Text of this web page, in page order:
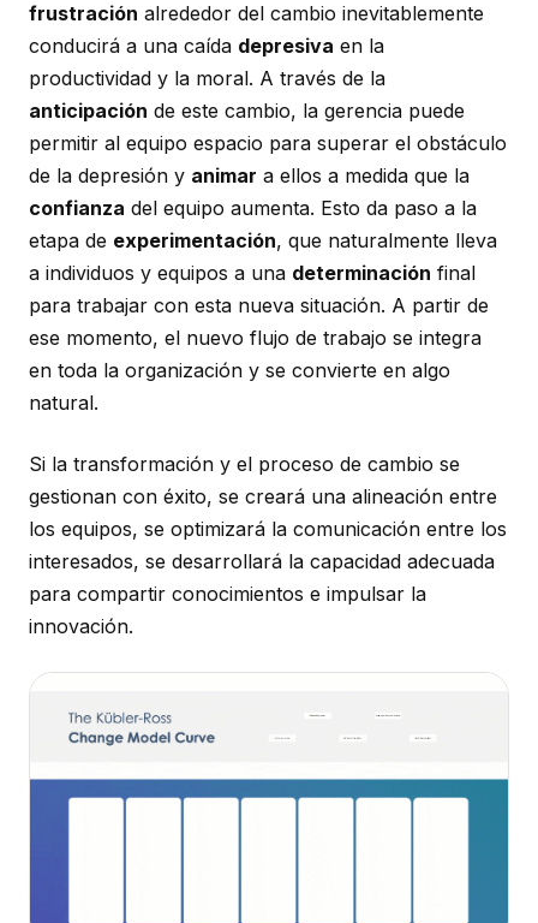
frustración alrededor del cambio inevitablemente
conducirá a una caída depresiva en la
productividad y la moral. A través de la
anticipación de este cambio, la gerencia puede
permitir al equipo espacio para superar el obstáculo
de la depresión y animar a ellos a medida que la
confianza del equipo aumenta. Esto da paso a la
etapa de experimentación, que naturalmente lleva
a individuos y equipos a una determinación final
para trabajar con esta nueva situación. A partir de
ese momento, el nuevo flujo de trabajo se integra
en toda la organización y se convierte en algo
natural.
Si la transformación y el proceso de cambio se
gestionan con éxito, se creará una alineación entre
los equipos, se optimizará la comunicación entre los
interesados, se desarrollará la capacidad adecuada
para compartir conocimientos e impulsar la
innovación.